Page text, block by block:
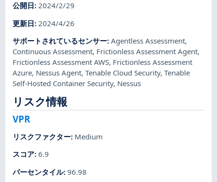
公開日:2024/2/29
更新日: 2024/4/26
サポートされているセンサー:Agentless Assessment,
Continuous Assessment, Frictionless Assessment Agent,
Frictionless Assessment AWS, Frictionless Assessment
Azure, Nessus Agent,Tenable Cloud Security,Tenable
Self-Hosted Container Security, Nessus
リスク情報
VPR
リスクファクター: Medium
スコア:6.9
パーセンタイル:96.98